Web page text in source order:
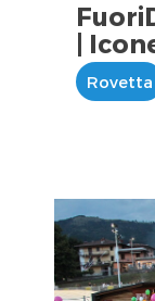
|
Rovetta